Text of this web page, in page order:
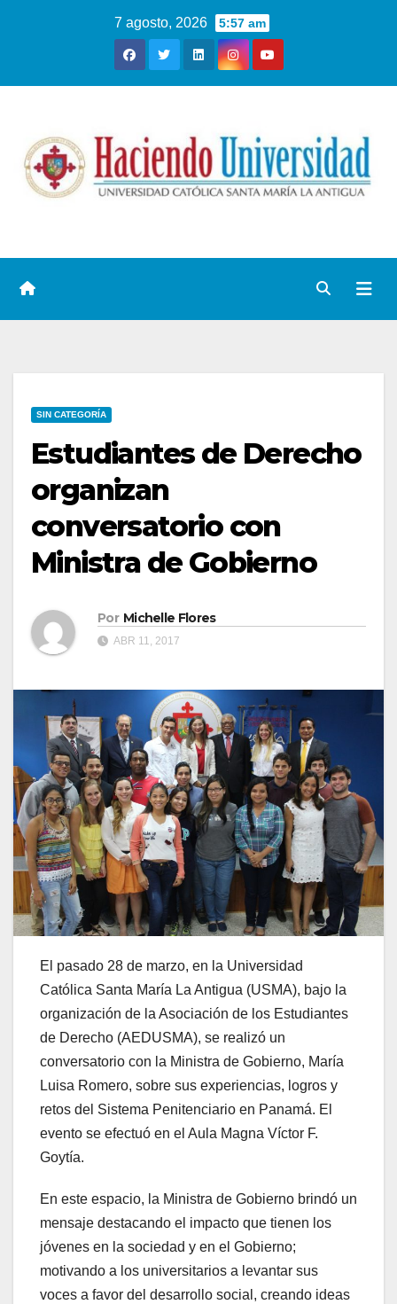
7 agosto, 2026 5:57 am
SIN CATEGORÍA
Estudiantes de Derecho
organizan
conversatorio con
Ministra de Gobierno
Por Michelle Flores
ABR 11, 2017
El pasado 28 de marzo, en la Universidad
Católica Santa María La Antigua (USMA), bajo la
organización de la Asociación de los Estudiantes
de Derecho (AEDUSMA), se realizó un
conversatorio con la Ministra de Gobierno, María
Luisa Romero, sobre sus experiencias, logros y
retos del Sistema Penitenciario en Panamá. El
evento se efectuó en el Aula Magna Víctor F.
Goytía.
En este espacio, la Ministra de Gobierno brindó un
mensaje destacando el impacto que tienen los
jóvenes en la sociedad y en el Gobierno;
motivando a los universitarios a levantar sus
voces a favor del desarrollo social, creando ideas